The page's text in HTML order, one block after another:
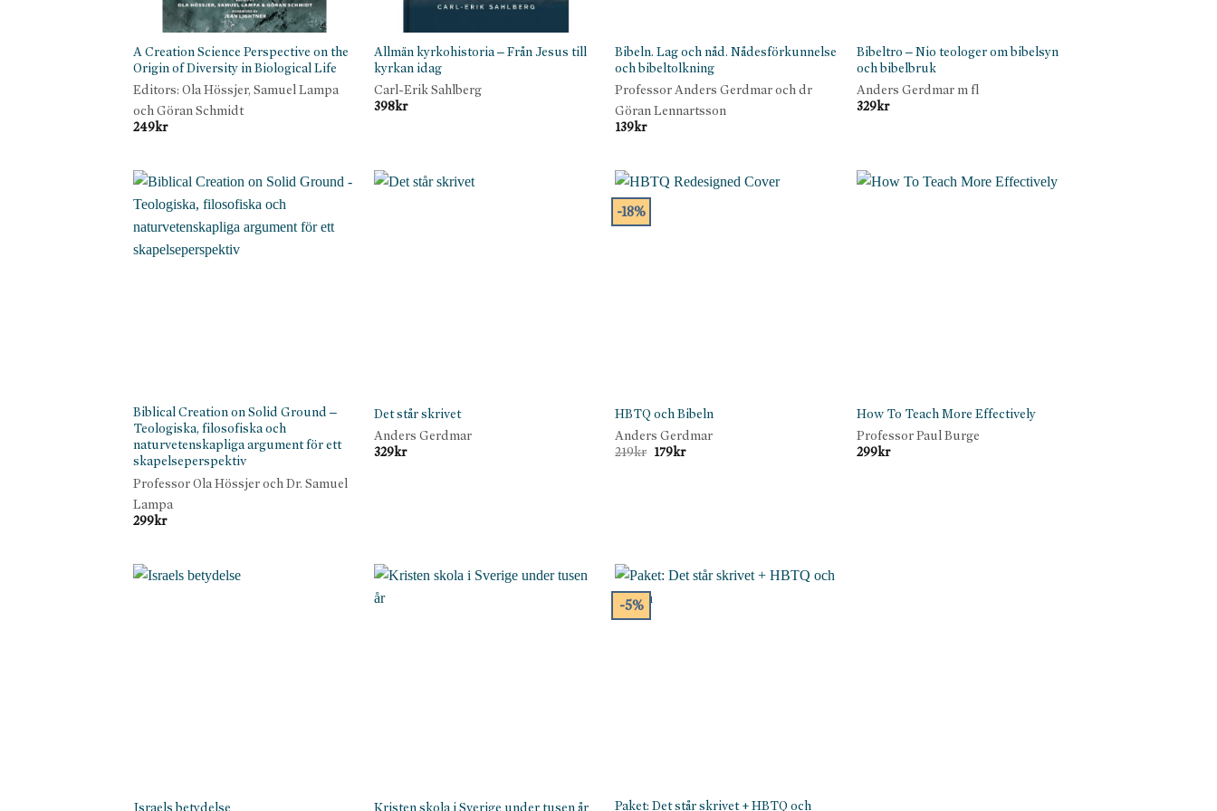
A Creation Science Perspective on the
Origin of Diversity in Biological Life
Editors: Ola Hössjer, Samuel Lampa
och Göran Schmidt
249kr
Allmän kyrkohistoria – Från Jesus till
kyrkan idag
Carl-Erik Sahlberg
398kr
Bibeln. Lag och nåd. Nådesförkunnelse
och bibeltolkning
Professor Anders Gerdmar och dr
Göran Lennartsson
139kr
Bibeltro – Nio teologer om bibelsyn
och bibelbruk
Anders Gerdmar m fl
329kr
Biblical Creation on Solid Ground –
Teologiska, filosofiska och
naturvetenskapliga argument för ett
skapelseperspektiv
Professor Ola Hössjer och Dr. Samuel
Lampa
299kr
Det står skrivet
Anders Gerdmar
329kr
-18%
HBTQ och Bibeln
Anders Gerdmar
219kr Det
179krDet
How To Teach More Effectively
Professor Paul Burge
299kr
Israels betydelse Kristen skola i Sverige under tusen år
-5%
Paket: Det står skrivet + HBTQ och